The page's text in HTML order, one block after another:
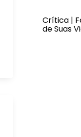
Crítica |
de Suas